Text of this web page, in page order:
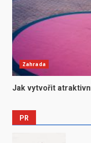
Zahrada
Jak vytvořit
PR